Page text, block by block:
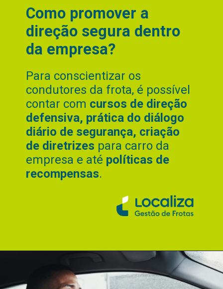
Como promover a
direção segura dentro
da empresa?
Para conscientizar os
condutores da frota, é possível
contar com cursos de direção
defensiva, prática do diálogo
diário de segurança, criação
de diretrizes para carro da
empresa e até políticas de
recompensas.